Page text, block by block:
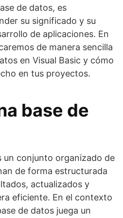
de datos, es
su significado y su
de aplicaciones. En
de manera sencilla
en Visual Basic y cómo
en tus proyectos.
base de
un conjunto organizado de
de forma estructurada
actualizados y
eficiente. En el contexto
de datos juega un